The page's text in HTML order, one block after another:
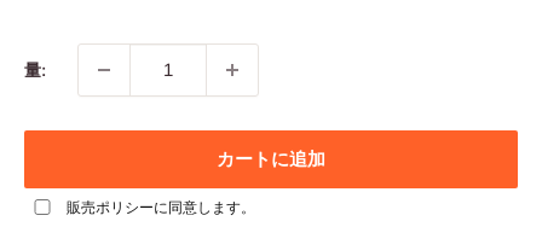
量:
カートに追加
販売ポリシーに同意します。